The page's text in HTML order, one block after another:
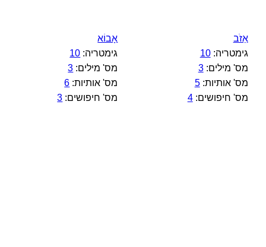
אֵזֹב
גימטריה:10
מס' מילים:3
מס' אותיות:5
מס' חיפושים:4
אָבוֹא
גימטריה: 10
מס' מילים: 3
מס' אותיות: 6
מס' חיפושים: 3